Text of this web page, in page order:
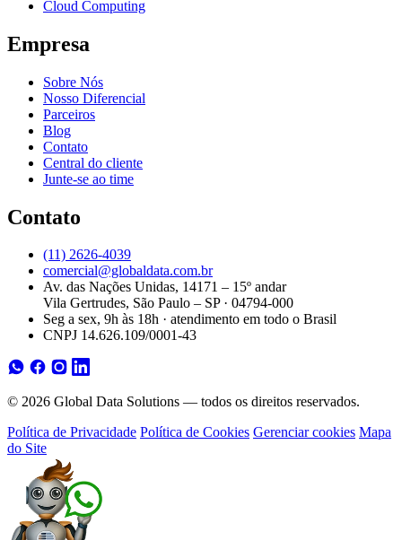
Cloud Computing
Empresa
Sobre Nós
Nosso Diferencial
Parceiros
Blog
Contato
Central do cliente
Junte-se ao time
Contato
(11) 2626-4039
comercial@globaldata.com.br
Av. das Nações Unidas, 14171 – 15º andar
Vila Gertrudes, São Paulo – SP · 04794-000
Seg a sex, 9h às 18h · atendimento em todo o Brasil
CNPJ 14.626.109/0001-43
© 2026 Global Data Solutions — todos os direitos reservados.
Política de Privacidade Política de Cookies Gerenciar cookies Mapa
do Site